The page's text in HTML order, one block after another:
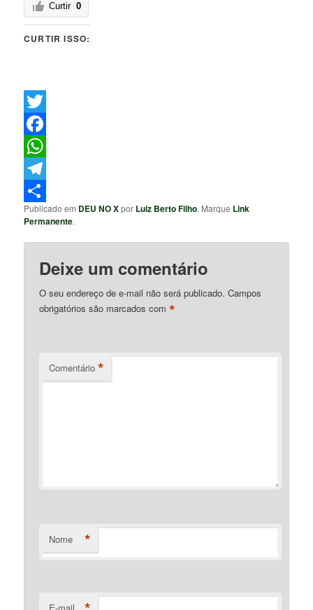
Curtir 0
CURTIR ISSO:
Twitter
Facebook
WhatsApp
Telegram
Share
Publicado em DEU NO Xpor Luiz Berto Filho. Marque Link
Permanente.
Deixe um comentário
O seu endereço de e-mail não será publicado. Campos
obrigatórios são marcados com*
Comentário *
Nome *